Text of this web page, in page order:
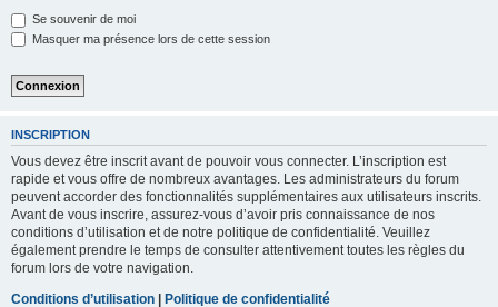
Se souvenir de moi
Masquer ma présence lors de cette session
INSCRIPTION
Vous devez être inscrit avant de pouvoir vous connecter. L’inscription est
rapide et vous offre de nombreux avantages. Les administrateurs du forum
peuvent accorder des fonctionnalités supplémentaires aux utilisateurs inscrits.
Avant de vous inscrire, assurez-vous d’avoir pris connaissance de nos
conditions d’utilisation et de notre politique de confidentialité. Veuillez
également prendre le temps de consulter attentivement toutes les règles du
forum lors de votre navigation.
Conditions d’utilisation | Politique de confidentialité